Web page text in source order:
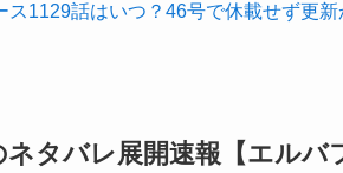
ス1129話はいつ？46号で休載せず更新
ネタバレ展開速報【エル